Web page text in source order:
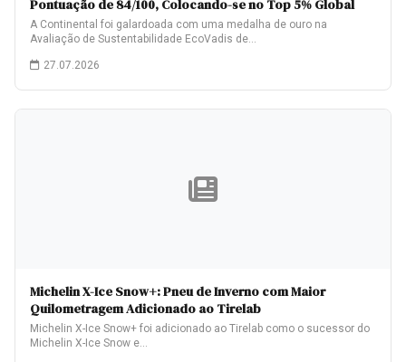
Pontuação de 84/100, Colocando-se no Top 5% Global
A Continental foi galardoada com uma medalha de ouro na
Avaliação de Sustentabilidade EcoVadis de…
27.07.2026
Michelin X-Ice Snow+: Pneu de Inverno com Maior
Quilometragem Adicionado ao Tirelab
Michelin X-Ice Snow+ foi adicionado ao Tirelab como o sucessor do
Michelin X-Ice Snow e…